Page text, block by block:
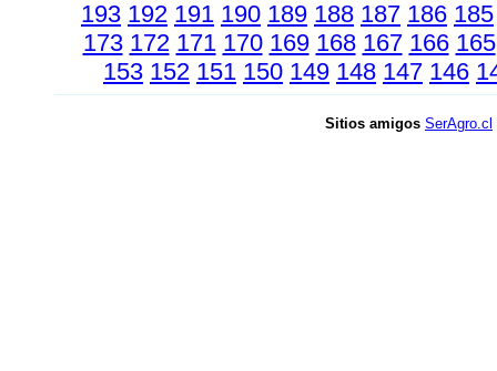
193 192 191 190 189 188 187 186 185
173 172 171 170 169 168 167 166 165
153 152 151 150 149 148 147 146
Sitios amigos SerAgro.cl